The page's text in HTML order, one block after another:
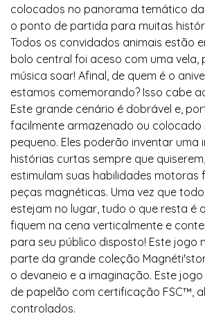
colocados no panorama temático
o ponto de partida para muitas
Todos os convidados animais estão
bolo central foi aceso com uma vela,
música soar! Afinal, de quem é o
estamos comemorando? Isso cabe
Este grande cenário é dobrável e,
facilmente armazenado ou colocado
pequeno. Eles poderão inventar uma
histórias curtas sempre que
estimulam suas habilidades motoras
peças magnéticas. Uma vez que
estejam no lugar, tudo o que resta é
fiquem na cena verticalmente e
para seu público disposto! Este jogo
parte da grande coleção
o devaneio e a imaginação. Este
de papelão com certificação FSC™,
controlados.